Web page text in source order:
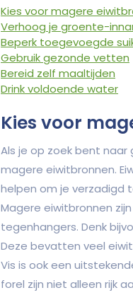
Kies voor magere
Verhoog je groente-
Beperk toegevoegde
Gebruik gezonde vetten
Bereid zelf maaltijden
Drink voldoende water
Kies voor
Als je op zoek bent
magere eiwitbronnen.
helpen om je verzadigd
Magere eiwitbronnen
tegenhangers. Denk
Deze bevatten veel
Vis is ook een
forel zijn niet alleen rijk